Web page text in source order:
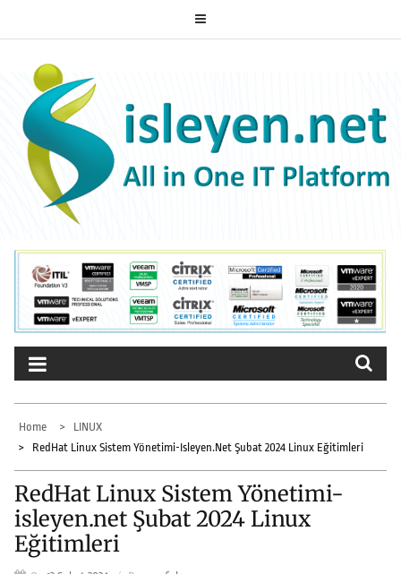
to
ISLEYEN.NET
All-in-One IT Platform
Home
LINUX
RedHat Linux Sistem Yönetimi-Isleyen.net Şubat 2024 Linux Eğitimleri
RedHat Linux Sistem Yönetimi-
isleyen.net Şubat 2024 Linux
Eğitimleri